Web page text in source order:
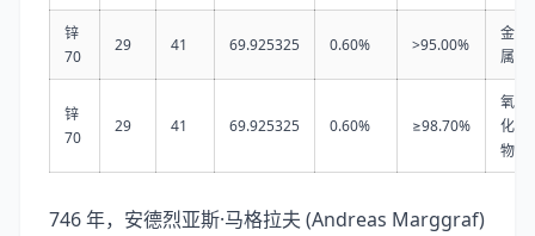
锌
70
29 41 69.925325 0.60% >95.00%
金
属
锌
70
29 41 69.925325 0.60% ≥98.70%
氧
化
物
746 年，安德烈亚斯·马格拉夫 (Andreas Marggraf)